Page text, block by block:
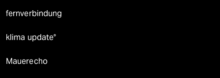
fernverbindung
klima update°
Mauerecho